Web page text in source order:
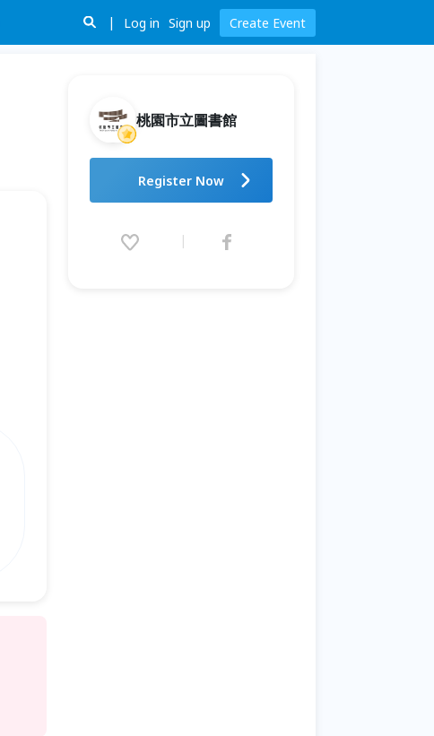
Log in Sign up Create Event
桃園市立圖書館
2026.08.19 (Wed) 09:00 - 08.20
Register Now